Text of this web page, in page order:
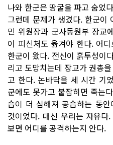
나와 한군은 땅굴을 파고 숨었
그런데 문제가 생겼다. 한군이
민 위원장과 군사동원부 장교
이 피신처도 옮겨야 한다. 어
한군이 왔다. 전신이 흙투성이
리고 도망치는데 장교가 권총
고 한다. 논바닥을 세 시간 기
군에도 못가고 붙잡히면 죽는
습이 더 심해져 공습하는 동
것이었다. 대신 우리는 자유
보면 어디를 공격하는지 안다.